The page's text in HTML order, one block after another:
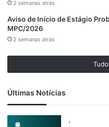
2 semanas atrás
Aviso de Início de Estágio
MPC/2026
2 semanas atrás
Últimas Notícias
.